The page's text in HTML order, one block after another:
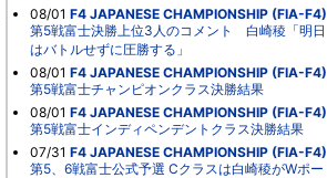
08/01 F4 JAPANESE CHAMPIONSHIP (FIA-F4)
第5戦富士決勝上位3人のコメント 白崎稜「明日
はバトルせずに圧勝する」
08/01 F4 JAPANESE CHAMPIONSHIP (FIA-F4)
第5戦富士チャンピオンクラス決勝結果
08/01 F4 JAPANESE CHAMPIONSHIP (FIA-F4)
第5戦富士インディペンデントクラス決勝結果
07/31 F4 JAPANESE CHAMPIONSHIP (FIA-F4)
第5、6戦富士公式予選 Cクラスは白崎稜がWポー